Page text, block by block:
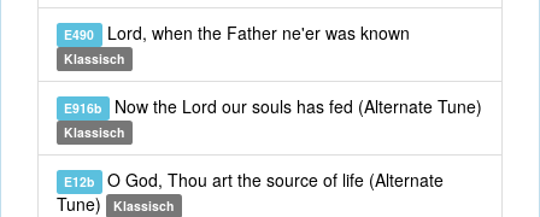
E490 Lord, when the Father ne'er was known
Klassisch
E916b Now the Lord our souls has fed (Alternate Tune)
Klassisch
E12b O God, Thou art the source of life (Alternate
Tune)
Klassisch